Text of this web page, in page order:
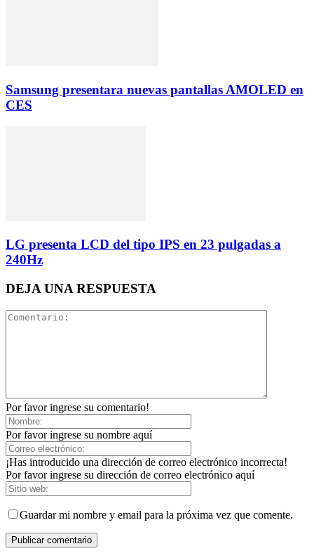
Samsung presentara nuevas pantallas AMOLED en
CES
LG presenta LCD del tipo IPS en 23 pulgadas a
240Hz
DEJA UNA RESPUESTA
Por favor ingrese su comentario!
Por favor ingrese su nombre aquí
¡Has introducido una dirección de correo electrónico incorrecta!
Por favor ingrese su dirección de correo electrónico aquí
Guardar mi nombre y email para la próxima vez que comente.